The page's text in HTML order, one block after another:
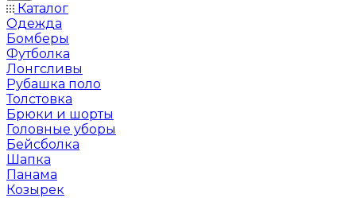
Каталог
Одежда
Бомберы
Футболка
Лонгсливы
Рубашка поло
Толстовка
Брюки и шорты
Головные уборы
Бейсболка
Шапка
Панама
Козырек